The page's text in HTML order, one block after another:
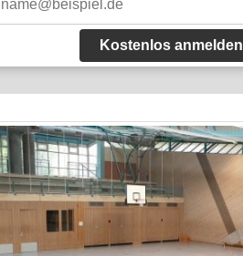
Kostenlos anmelden